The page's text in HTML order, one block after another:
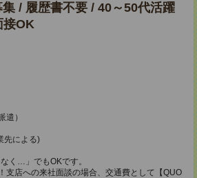
/ 履歴書不要 / 40～50代活躍
接OK
遣）
先による)
く…」でもOKです。
支店への来社面談の場合、交通費として【QUO